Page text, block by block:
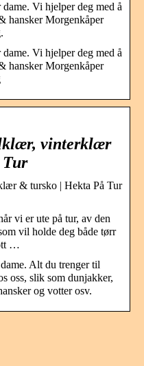
Vi hjelper deg med å
hansker Morgenkåper
Vi hjelper deg med å
hansker Morgenkåper
vinterklær
Tur
& tursko | Hekta På Tur
vi er ute på tur, av den
vil holde deg både tørr
…
Alt du trenger til
oss, slik som dunjakker,
og votter osv.